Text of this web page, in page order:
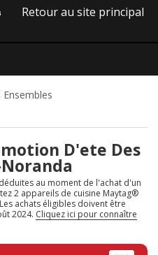
Retour au site principal
D'ete Des
au moment de l'achat d'un
2 appareils de cuisine Maytag®
achats éligibles doivent être
2024. Cliquez ici pour connaître